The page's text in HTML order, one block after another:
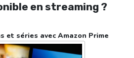
en streaming ?
et séries avec Amazon Prime